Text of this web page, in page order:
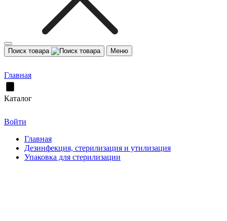
Поиск товара Меню
Главная
Каталог
Войти
Главная
Дезинфекция, стерилизация и утилизация
Упаковка для стерилизации